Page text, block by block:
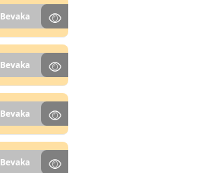
Bevaka
Bevaka
Bevaka
Bevaka